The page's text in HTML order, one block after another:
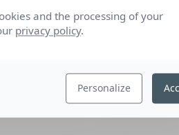
and the processing of your
privacy policy.
Personalize